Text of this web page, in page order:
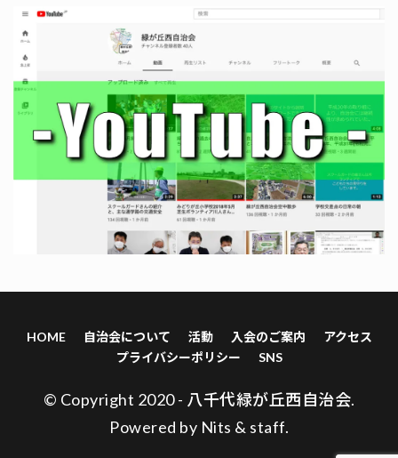
HOME 自治会について 活動 入会のご案内
アクセス
プライバシーポリシー
SNS
© Copyright 2020 - 八千代緑が丘西自治会.
Powered by Nits & staff.